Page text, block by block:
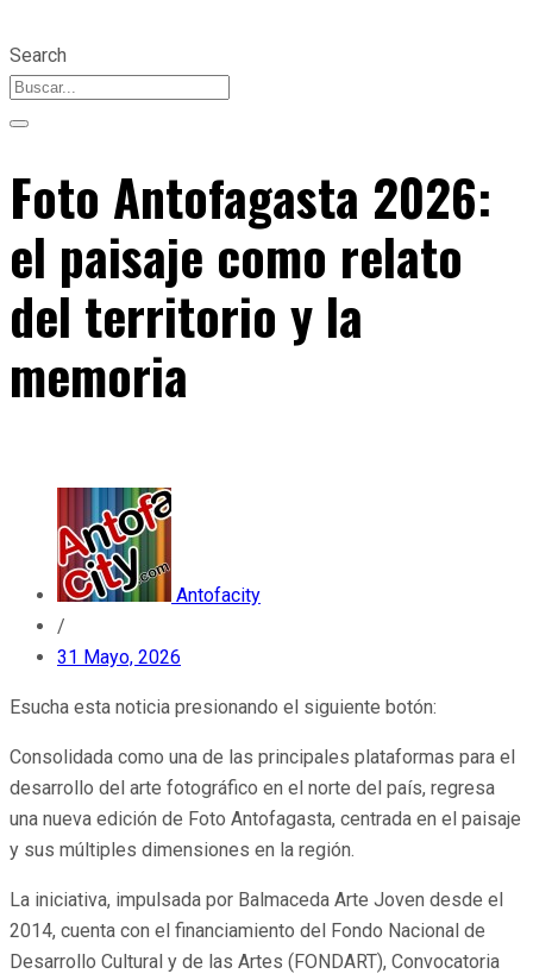
Search
Foto Antofagasta 2026:
el paisaje como relato
del territorio y la
memoria
Antofacity
/
31 Mayo, 2026
Esucha esta noticia presionando el siguiente botón:
Consolidada como una de las principales plataformas para el
desarrollo del arte fotográfico en el norte del país, regresa
una nueva edición de Foto Antofagasta, centrada en el paisaje
y sus múltiples dimensiones en la región.
La iniciativa, impulsada por Balmaceda Arte Joven desde el
2014, cuenta con el financiamiento del Fondo Nacional de
Desarrollo Cultural y de las Artes (FONDART), Convocatoria